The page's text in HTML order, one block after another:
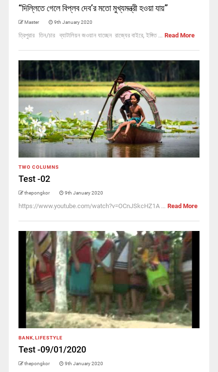
“দিল্লিতে গেলে বিপ্লব দেব’র মতো মুখ্যমন্ত্রী হওয়া যায়”
Master 9th January 2020
ত্রিপুরার তিন/চার ব্যাটালিয়ন জওয়ান যাচ্ছেন রাজ্যের বাইরে, ইঙ্গিত ... Read More
TWO COLUMNS
Test -02
thepongkor 9th January 2020
https://www.youtube.com/watch?v=OCnJSkcHZ1A ... Read More
BANK LIFESTYLE
Test -09/01/2020
thepongkor 9th January 2020